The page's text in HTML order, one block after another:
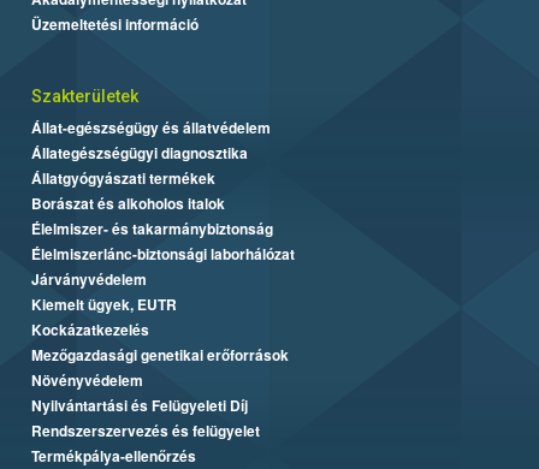
Üzemeltetési információ
Szakterületek
Állat-egészségügy és állatvédelem
Állategészségügyi diagnosztika
Állatgyógyászati termékek
Borászat és alkoholos italok
Élelmiszer- és takarmánybiztonság
Élelmiszerlánc-biztonsági laborhálózat
Járványvédelem
Kiemelt ügyek, EUTR
Kockázatkezelés
Mezőgazdasági genetikai erőforrások
Növényvédelem
Nyilvántartási és Felügyeleti Díj
Rendszerszervezés és felügyelet
Termékpálya-ellenőrzés